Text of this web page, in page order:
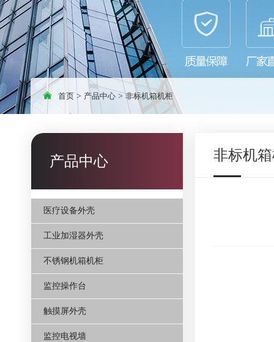
首页 > 产品中心 >非标机箱机柜
产品中心
医疗设备外壳
工业加湿器外壳
不锈钢机箱机柜
监控操作台
触摸屏外壳
监控电视墙
非标机